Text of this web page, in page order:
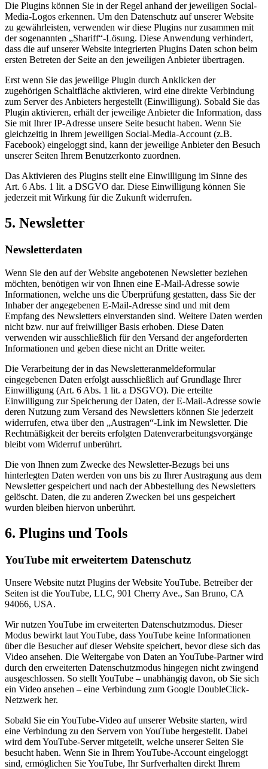
Die Plugins können Sie in der Regel anhand der jeweiligen Social-
Media-Logos erkennen. Um den Datenschutz auf unserer Website
zu gewährleisten, verwenden wir diese Plugins nur zusammen mit
der sogenannten „Shariff“-Lösung. Diese Anwendung verhindert,
dass die auf unserer Website integrierten Plugins Daten schon beim
ersten Betreten der Seite an den jeweiligen Anbieter übertragen.
Erst wenn Sie das jeweilige Plugin durch Anklicken der
zugehörigen Schaltfläche aktivieren, wird eine direkte Verbindung
zum Server des Anbieters hergestellt (Einwilligung). Sobald Sie das
Plugin aktivieren, erhält der jeweilige Anbieter die Information, dass
Sie mit Ihrer IP-Adresse unsere Seite besucht haben. Wenn Sie
gleichzeitig in Ihrem jeweiligen Social-Media-Account (z.B.
Facebook) eingeloggt sind, kann der jeweilige Anbieter den Besuch
unserer Seiten Ihrem Benutzerkonto zuordnen.
Das Aktivieren des Plugins stellt eine Einwilligung im Sinne des
Art. 6 Abs. 1 lit. a DSGVO dar. Diese Einwilligung können Sie
jederzeit mit Wirkung für die Zukunft widerrufen.
5. Newsletter
Newsletterdaten
Wenn Sie den auf der Website angebotenen Newsletter beziehen
möchten, benötigen wir von Ihnen eine E-Mail-Adresse sowie
Informationen, welche uns die Überprüfung gestatten, dass Sie der
Inhaber der angegebenen E-Mail-Adresse sind und mit dem
Empfang des Newsletters einverstanden sind. Weitere Daten werden
nicht bzw. nur auf freiwilliger Basis erhoben. Diese Daten
verwenden wir ausschließlich für den Versand der angeforderten
Informationen und geben diese nicht an Dritte weiter.
Die Verarbeitung der in das Newsletteranmeldeformular
eingegebenen Daten erfolgt ausschließlich auf Grundlage Ihrer
Einwilligung (Art. 6 Abs. 1 lit. a DSGVO). Die erteilte
Einwilligung zur Speicherung der Daten, der E-Mail-Adresse sowie
deren Nutzung zum Versand des Newsletters können Sie jederzeit
widerrufen, etwa über den „Austragen“-Link im Newsletter. Die
Rechtmäßigkeit der bereits erfolgten Datenverarbeitungsvorgänge
bleibt vom Widerruf unberührt.
Die von Ihnen zum Zwecke des Newsletter-Bezugs bei uns
hinterlegten Daten werden von uns bis zu Ihrer Austragung aus dem
Newsletter gespeichert und nach der Abbestellung des Newsletters
gelöscht. Daten, die zu anderen Zwecken bei uns gespeichert
wurden bleiben hiervon unberührt.
6. Plugins und Tools
YouTube mit erweitertem Datenschutz
Unsere Website nutzt Plugins der Website YouTube. Betreiber der
Seiten ist die YouTube, LLC, 901 Cherry Ave., San Bruno, CA
94066, USA.
Wir nutzen YouTube im erweiterten Datenschutzmodus. Dieser
Modus bewirkt laut YouTube, dass YouTube keine Informationen
über die Besucher auf dieser Website speichert, bevor diese sich das
Video ansehen. Die Weitergabe von Daten an YouTube-Partner wird
durch den erweiterten Datenschutzmodus hingegen nicht zwingend
ausgeschlossen. So stellt YouTube – unabhängig davon, ob Sie sich
ein Video ansehen – eine Verbindung zum Google DoubleClick-
Netzwerk her.
Sobald Sie ein YouTube-Video auf unserer Website starten, wird
eine Verbindung zu den Servern von YouTube hergestellt. Dabei
wird dem YouTube-Server mitgeteilt, welche unserer Seiten Sie
besucht haben. Wenn Sie in Ihrem YouTube-Account eingeloggt
sind, ermöglichen Sie YouTube, Ihr Surfverhalten direkt Ihrem